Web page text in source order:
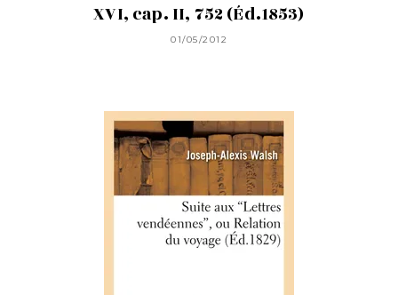
XVI, cap. II, 752 (Éd.1853)
01/05/2012